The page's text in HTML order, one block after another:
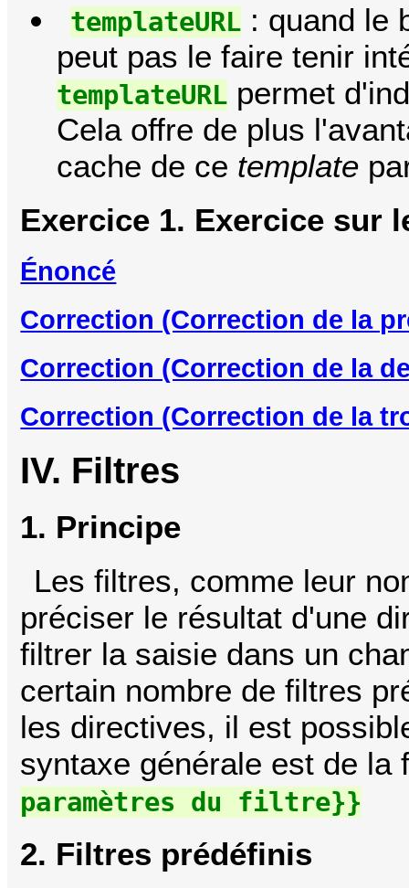
templateURL: quand le
peut pas le faire tenir
templateURL permet
Cela offre de plus
cache de ce template
Exercice 1. Exercice sur
Énoncé
Correction (Correction de la
Correction (Correction de la
Correction (Correction de la
IV. Filtres
1. Principe
Les filtres, comme leur
préciser le résultat d'une
filtrer la saisie dans un
certain nombre de filtres
les directives, il est
syntaxe générale est de la
paramètres du filtre}}
2. Filtres prédéfinis